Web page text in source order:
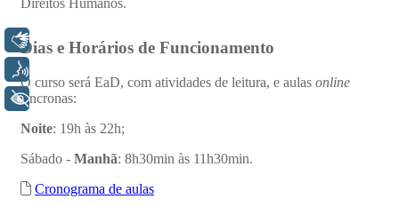
Libras
+ Acessibilidade